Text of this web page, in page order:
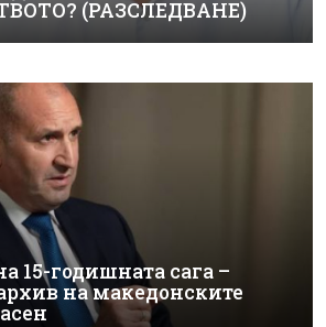
(РАЗСЛЕДВАНЕ)
15-годишната сага –
на македонските